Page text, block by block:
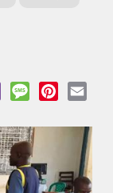
Viber MessagePinterest